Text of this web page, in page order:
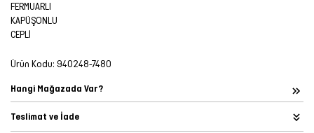
FERMUARLI
KAPÜŞONLU
CEPLİ
Ürün Kodu: 940248-7480
Hangi Mağazada Var?
Teslimat ve İade